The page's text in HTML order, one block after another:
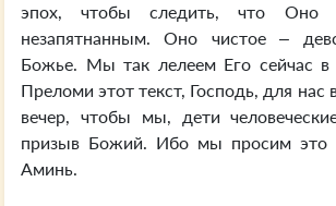
эпох, чтобы следить, что
незапятнанным. Оно чистое –
Божье. Мы так лелеем Его сейчас в
Преломи этот текст, Господь, для нас
вечер, чтобы мы, дети
призыв Божий. Ибо мы просим это
Аминь.